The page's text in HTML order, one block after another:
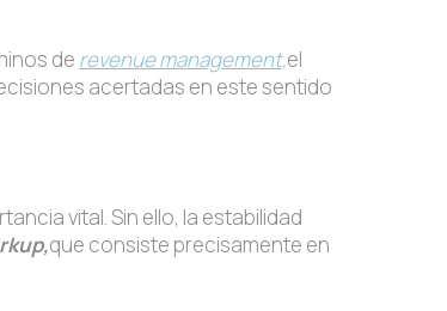
de revenue management,el
acertadas en este sentido
vital. Sin ello, la estabilidad
que consiste precisamente en